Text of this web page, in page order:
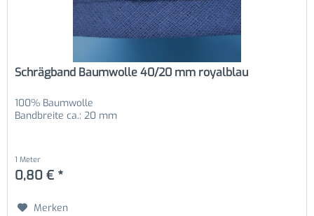
Schrägband Baumwolle 40/20 mm royalblau
100% Baumwolle
Bandbreite ca.: 20 mm
1 Meter
0,80 € *
Merken